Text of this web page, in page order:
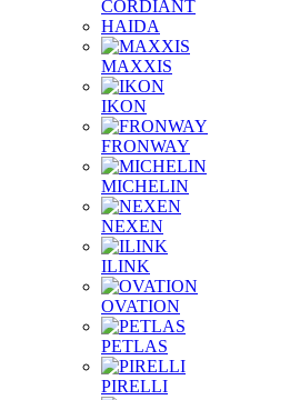
CORDIANT
HAIDA
MAXXIS
IKON
FRONWAY
MICHELIN
NEXEN
ILINK
OVATION
PETLAS
PIRELLI